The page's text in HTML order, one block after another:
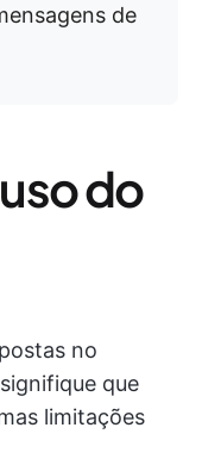
de
do
no
que
limitações